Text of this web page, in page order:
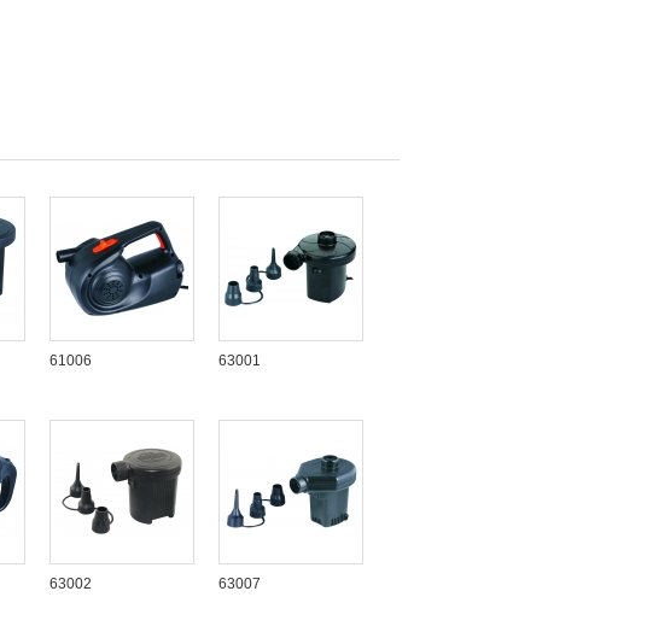
61006 63001
63002 63007